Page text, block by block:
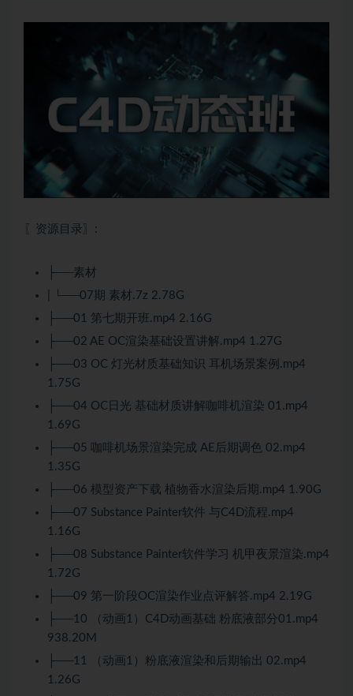
〖资源目录〗:
├──素材
| └──07期 素材.7z 2.78G
├──01 第七期开班.mp4 2.16G
├──02 AE OC渲染基础设置讲解.mp4 1.27G
├──03 OC 灯光材质基础知识 耳机场景案例.mp4
1.75G
├──04 OC日光 基础材质讲解咖啡机渲染 01.mp4
1.69G
├──05 咖啡机场景渲染完成 AE后期调色 02.mp4
1.35G
├──06 模型资产下载 植物香水渲染后期.mp4 1.90G
├──07 Substance Painter软件 与C4D流程.mp4
1.16G
├──08 Substance Painter软件学习 机甲夜景渲染.mp4
1.72G
├──09 第一阶段OC渲染作业点评解答.mp4 2.19G
├──10 （动画1）C4D动画基础 粉底液部分01.mp4
938.20M
├──11 （动画1）粉底液渲染和后期输出 02.mp4
1.26G